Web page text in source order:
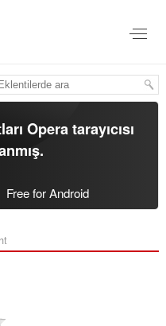
Opera tarayıcısı
Free for Android